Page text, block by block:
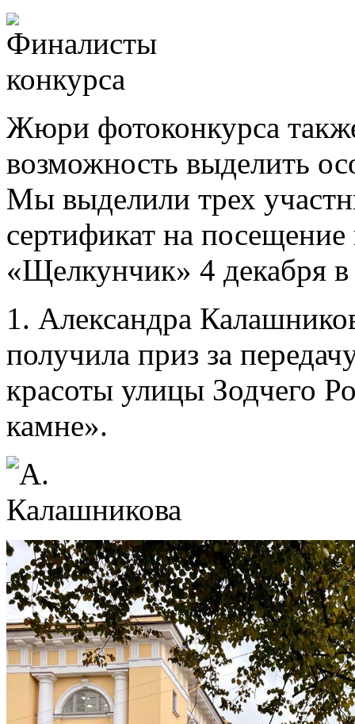
Жюри фотоконкурса
возможность выделить
Мы выделили трех
сертификат на посещение
«Щелкунчик» 4 декабря
1. Александра
получила приз за
красоты улицы Зодчего
камне».